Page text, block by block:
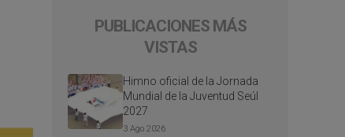
PUBLICACIONES MÁS
VISTAS
Himno oficial de la Jornada
Mundial de la Juventud Seúl
2027
3 Ago 2026